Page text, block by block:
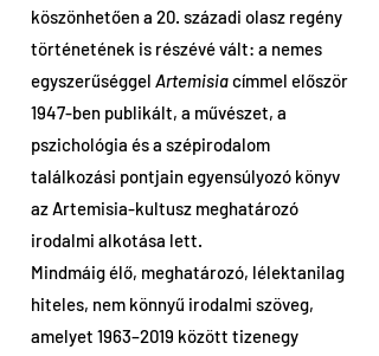
köszönhetően a 20. századi olasz regény
történetének is részévé vált: a nemes
egyszerűséggel Artemisiacímmel először
1947-ben publikált, a művészet, a
pszichológia és a szépirodalom
találkozási pontjain egyensúlyozó könyv
az Artemisia-kultusz meghatározó
irodalmi alkotása lett.
Mindmáig élő, meghatározó, lélektanilag
hiteles, nem könnyű irodalmi szöveg,
amelyet 1963–2019 között tizenegy